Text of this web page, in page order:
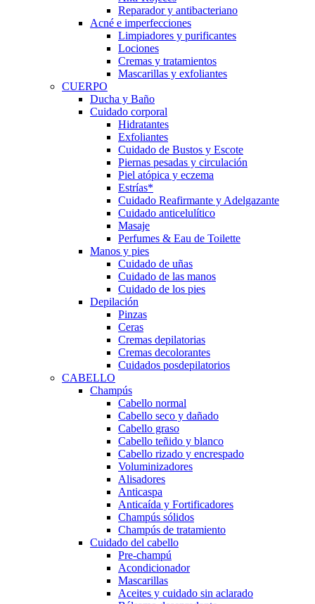
Reparador y antibacteriano
Acné e imperfecciones
Limpiadores y purificantes
Lociones
Cremas y tratamientos
Mascarillas y exfoliantes
CUERPO
Ducha y Baño
Cuidado corporal
Hidratantes
Exfoliantes
Cuidado de Bustos y Escote
Piernas pesadas y circulación
Piel atópica y eczema
Estrías*
Cuidado Reafirmante y Adelgazante
Cuidado anticelulítico
Masaje
Perfumes & Eau de Toilette
Manos y pies
Cuidado de uñas
Cuidado de las manos
Cuidado de los pies
Depilación
Pinzas
Ceras
Cremas depilatorias
Cremas decolorantes
Cuidados posdepilatorios
CABELLO
Champús
Cabello normal
Cabello seco y dañado
Cabello graso
Cabello teñido y blanco
Cabello rizado y encrespado
Voluminizadores
Alisadores
Anticaspa
Anticaída y Fortificadores
Champús sólidos
Champús de tratamiento
Cuidado del cabello
Pre-champú
Acondicionador
Mascarillas
Aceites y cuidado sin aclarado